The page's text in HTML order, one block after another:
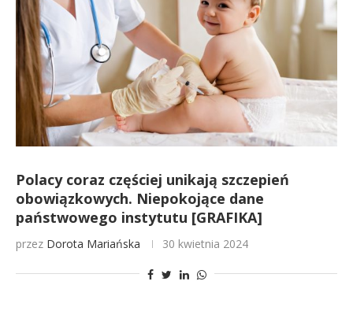
Polacy coraz częściej unikają szczepień
obowiązkowych. Niepokojące dane
państwowego instytutu [GRAFIKA]
przez Dorota Mariańska 30 kwietnia 2024